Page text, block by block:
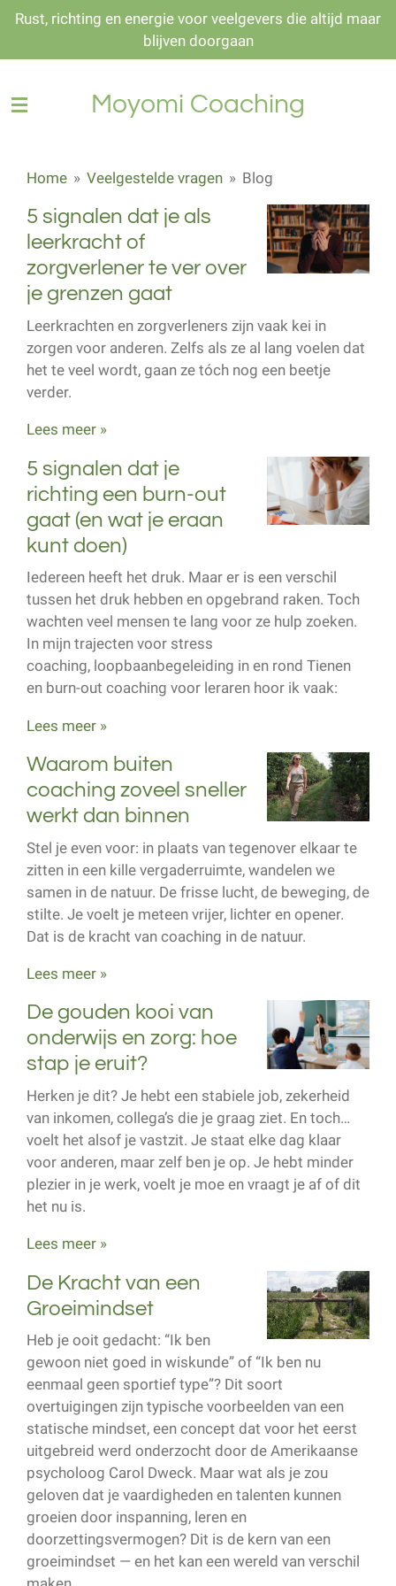
Ga
naar
hoofdinhoud
Rust, richting en energie voor veelgevers die altijd maar
blijven doorgaan
Moyomi Coaching
Home » Veelgestelde vragen » Blog
5 signalen dat je als
leerkracht of
zorgverlener te ver over
je grenzen gaat
Leerkrachten en zorgverleners zijn vaak kei in
zorgen voor anderen. Zelfs als ze al lang voelen dat
het te veel wordt, gaan ze tóch nog een beetje
verder.
Lees meer »
5 signalen dat je
richting een burn-out
gaat (en wat je eraan
kunt doen)
Iedereen heeft het druk. Maar er is een verschil
tussen het druk hebben en opgebrand raken. Toch
wachten veel mensen te lang voor ze hulp zoeken.
In mijn trajecten voor stress
coaching, loopbaanbegeleiding in en rond Tienen
en burn-out coaching voor leraren hoor ik vaak:
Lees meer »
Waarom buiten
coaching zoveel sneller
werkt dan binnen
Stel je even voor: in plaats van tegenover elkaar te
zitten in een kille vergaderruimte, wandelen we
samen in de natuur. De frisse lucht, de beweging, de
stilte. Je voelt je meteen vrijer, lichter en opener.
Dat is de kracht van coaching in de natuur.
Lees meer »
De gouden kooi van
onderwijs en zorg: hoe
stap je eruit?
Herken je dit? Je hebt een stabiele job, zekerheid
van inkomen, collega’s die je graag ziet. En toch…
voelt het alsof je vastzit. Je staat elke dag klaar
voor anderen, maar zelf ben je op. Je hebt minder
plezier in je werk, voelt je moe en vraagt je af of dit
het nu is.
Lees meer »
De Kracht van een
Groeimindset
Heb je ooit gedacht: “Ik ben
gewoon niet goed in wiskunde” of “Ik ben nu
eenmaal geen sportief type”? Dit soort
overtuigingen zijn typische voorbeelden van een
statische mindset, een concept dat voor het eerst
uitgebreid werd onderzocht door de Amerikaanse
psycholoog Carol Dweck. Maar wat als je zou
geloven dat je vaardigheden en talenten kunnen
groeien door inspanning, leren en
doorzettingsvermogen? Dit is de kern van een
groeimindset — en het kan een wereld van verschil